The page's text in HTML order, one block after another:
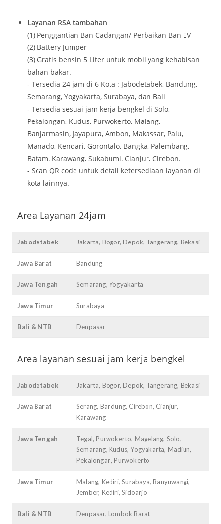
Layanan RSA tambahan :
(1) Penggantian Ban Cadangan/ Perbaikan Ban EV
(2) Battery Jumper
(3) Gratis bensin 5 Liter untuk mobil yang kehabisan
bahan bakar.
- Tersedia 24 jam di 6 Kota : Jabodetabek, Bandung,
Semarang, Yogyakarta, Surabaya, dan Bali
- Tersedia sesuai jam kerja bengkel di Solo,
Pekalongan, Kudus, Purwokerto, Malang,
Banjarmasin, Jayapura, Ambon, Makassar, Palu,
Manado, Kendari, Gorontalo, Bangka, Palembang,
Batam, Karawang, Sukabumi, Cianjur, Cirebon.
- Scan QR code untuk detail ketersediaan layanan di
kota lainnya.
Area Layanan 24jam
Jabodetabek Jakarta, Bogor, Depok, Tangerang, Bekasi
Jawa Barat Bandung
Jawa Tengah Semarang, Yogyakarta
Jawa Timur Surabaya
Bali & NTB Denpasar
Area layanan sesuai jam kerja bengkel
Jabodetabek Jakarta, Bogor, Depok, Tangerang, Bekasi
Jawa Barat
Serang, Bandung, Cirebon, Cianjur,
Karawang
Jawa Tengah
Tegal, Purwokerto, Magelang, Solo,
Semarang, Kudus, Yogyakarta, Madiun,
Pekalongan, Purwokerto
Jawa Timur
Malang, Kediri, Surabaya, Banyuwangi,
Jember, Kediri, Sidoarjo
Bali & NTB Denpasar, Lombok Barat